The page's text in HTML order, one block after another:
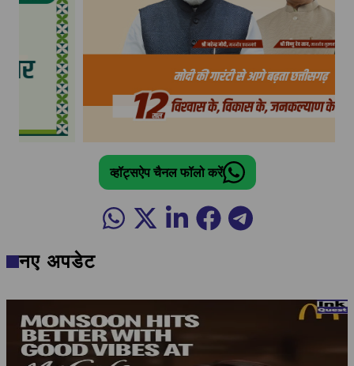
व्हॉट्सऐप चैनल फॉलो करें
नए अपडेट